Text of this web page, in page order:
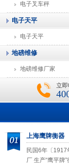
电子叉车秤
电子天平
电子天平
地磅维修
地磅维修厂家
立即
上海鹰牌衡器
民国6年〔
厂 生产“鹰平牌